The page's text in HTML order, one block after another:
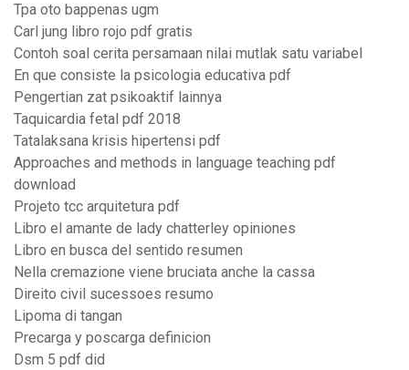
Tpa oto bappenas ugm
Carl jung libro rojo pdf gratis
Contoh soal cerita persamaan nilai mutlak satu variabel
En que consiste la psicologia educativa pdf
Pengertian zat psikoaktif lainnya
Taquicardia fetal pdf 2018
Tatalaksana krisis hipertensi pdf
Approaches and methods in language teaching pdf
download
Projeto tcc arquitetura pdf
Libro el amante de lady chatterley opiniones
Libro en busca del sentido resumen
Nella cremazione viene bruciata anche la cassa
Direito civil sucessoes resumo
Lipoma di tangan
Precarga y poscarga definicion
Dsm 5 pdf did